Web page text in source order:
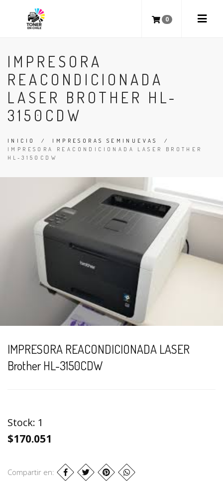
0
IMPRESORA
REACONDICIONADA
LASER BROTHER HL-
3150CDW
INICIO / IMPRESORAS SEMINUEVAS
/
IMPRESORA REACONDICIONADA LASER BROTHER
HL-3150CDW
IMPRESORA REACONDICIONADA LASER
Brother HL-3150CDW
Stock: 1
$170.051
Compartir en: